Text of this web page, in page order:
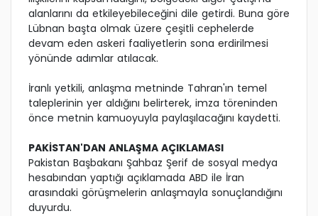
alanlarını da etkileyebileceğini dile getirdi. Buna göre
Lübnan başta olmak üzere çeşitli cephelerde
devam eden askeri faaliyetlerin sona erdirilmesi
yönünde adımlar atılacak.
İranlı yetkili, anlaşma metninde Tahran'ın temel
taleplerinin yer aldığını belirterek, imza töreninden
önce metnin kamuoyuyla paylaşılacağını kaydetti.
PAKİSTAN'DAN ANLAŞMA AÇIKLAMASI
Pakistan Başbakanı Şahbaz Şerif de sosyal medya
hesabından yaptığı açıklamada ABD ile İran
arasındaki görüşmelerin anlaşmayla sonuçlandığını
duyurdu.